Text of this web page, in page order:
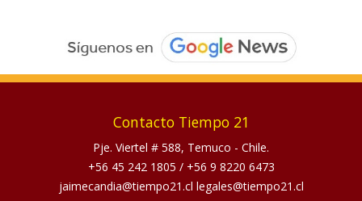
Contacto Tiempo 21
Pje. Viertel # 588, Temuco - Chile.
+56 45 242 1805 / +56 9 8220 6473
jaimecandia@tiempo21.cl legales@tiempo21.cl